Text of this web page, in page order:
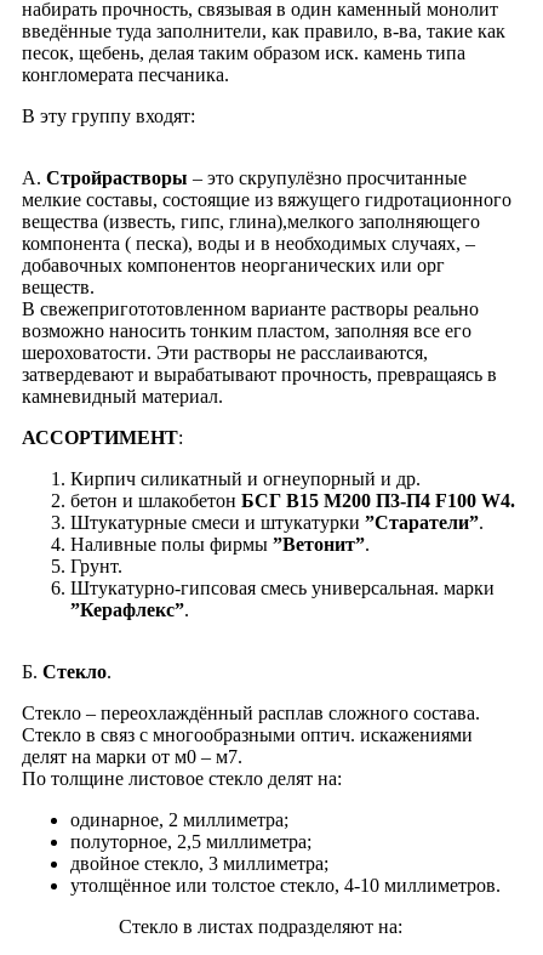
набирать прочность, связывая в один каменный монолит
введённые туда заполнители, как правило, в-ва, такие как
песок, щебень, делая таким образом иск. камень типа
конгломерата песчаника.
В эту группу входят:
А. Стройрастворы – это скрупулёзно просчитанные
мелкие составы, состоящие из вяжущего гидротационного
вещества (известь, гипс, глина),мелкого заполняющего
компонента ( песка), воды и в необходимых случаях, –
добавочных компонентов неорганических или орг
веществ.
В свежепригототовленном варианте растворы реально
возможно наносить тонким пластом, заполняя все его
шероховатости. Эти растворы не расслаиваются,
затвердевают и вырабатывают прочность, превращаясь в
камневидный материал.
АССОРТИМЕНТ:
Кирпич силикатный и огнеупорный и др.
бетон и шлакобетон БСГ В15 М200 П3-П4 F100 W4.
Штукатурные смеси и штукатурки ”Старатели”.
Наливные полы фирмы ”Ветонит”.
Грунт.
Штукатурно-гипсовая смесь универсальная. марки
”Керафлекс”.
Б. Стекло.
Cтекло – переохлаждённый расплав сложного состава.
Стекло в связ с многообразными оптич. искажениями
делят на марки от м0 – м7.
По толщине листовое стекло делят на:
одинарное, 2 миллиметра;
полуторное, 2,5 миллиметра;
двойное стекло, 3 миллиметра;
утолщённое или толстое стекло, 4-10 миллиметров.
Стекло в листах подразделяют на: